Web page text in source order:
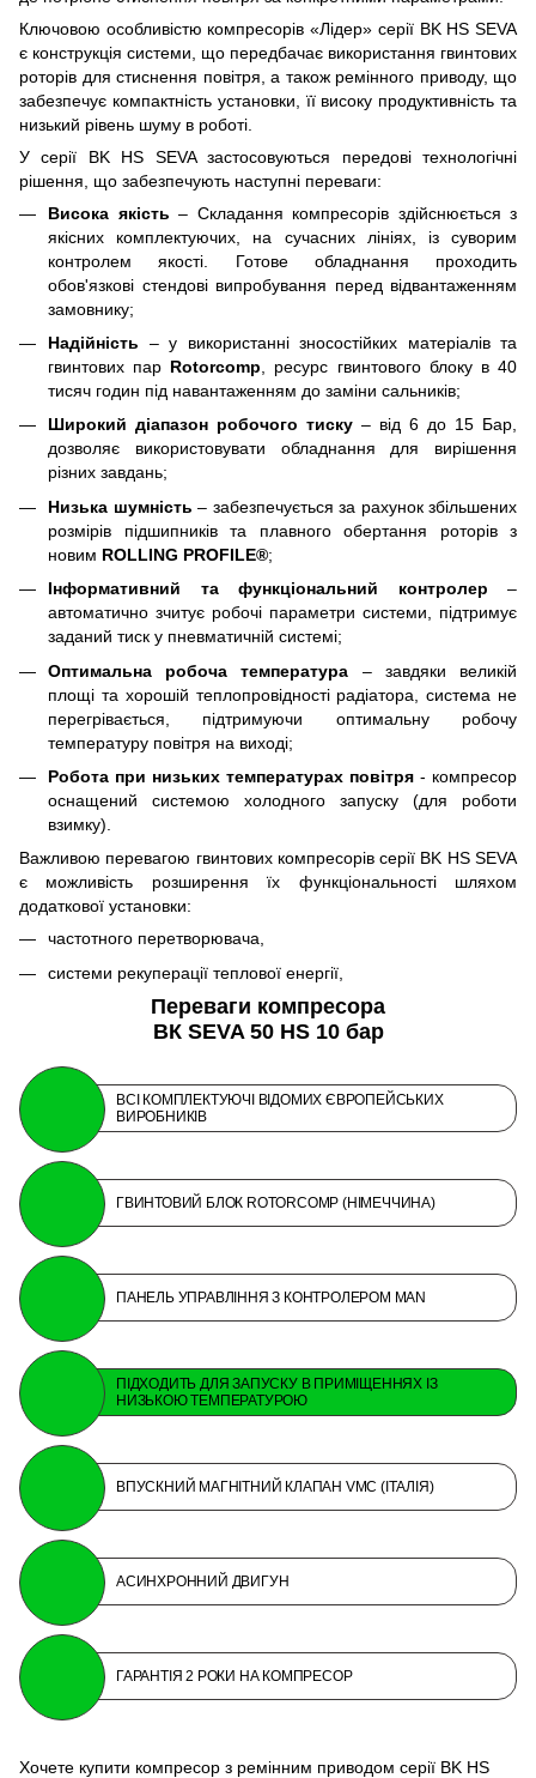
Ключовою особливістю компресорів «Лідер» серії BK HS SEVA
є конструкція системи, що передбачає використання гвинтових
роторів для стиснення повітря, а також ремінного приводу, що
забезпечує компактність установки, її високу продуктивність та
низький рівень шуму в роботі.
У серії BK HS SEVA застосовуються передові технологічні
рішення, що забезпечують наступні переваги:
Висока якість – Складання компресорів здійснюється з
якісних комплектуючих, на сучасних лініях, із суворим
контролем якості. Готове обладнання проходить
обов'язкові стендові випробування перед відвантаженням
замовнику;
Надійність – у використанні зносостійких матеріалів та
гвинтових пар Rotorcomp , ресурс гвинтового блоку в 40
тисяч годин під навантаженням до заміни сальників;
Широкий діапазон робочого тиску – від 6 до 15 Бар,
дозволяє використовувати обладнання для вирішення
різних завдань;
Низька шумність – забезпечується за рахунок збільшених
розмірів підшипників та плавного обертання роторів з
новим ROLLING PROFILE®;
Інформативний та функціональний контролер –
автоматично зчитує робочі параметри системи, підтримує
заданий тиск у пневматичній системі;
Оптимальна робоча температура – завдяки великій
площі та хорошій теплопровідності радіатора, система не
перегрівається, підтримуючи оптимальну робочу
температуру повітря на виході;
Робота при низьких температурах повітря - компресор
оснащений системою холодного запуску (для роботи
взимку).
Важливою перевагою гвинтових компресорів серії BK HS SEVA
є можливість розширення їх функціональності шляхом
додаткової установки:
частотного перетворювача,
системи рекуперації теплової енергії,
Переваги компресора
ВК SEVA 50 HS 10 бар
ВСІ КОМПЛЕКТУЮЧІ ВІДОМИХ ЄВРОПЕЙСЬКИХ
ВИРОБНИКІВ
ГВИНТОВИЙ БЛОК ROTORCOMP (НІМЕЧЧИНА)
ПАНЕЛЬ УПРАВЛІННЯ З КОНТРОЛЕРОМ MAN
ПІДХОДИТЬ ДЛЯ ЗАПУСКУ В ПРИМІЩЕННЯХ ІЗ
НИЗЬКОЮ ТЕМПЕРАТУРОЮ
ВПУСКНИЙ МАГНІТНИЙ КЛАПАН VMC (ІТАЛІЯ)
АСИНХРОННИЙ ДВИГУН
ГАРАНТІЯ 2 РОКИ НА КОМПРЕСОР
Хочете купити компресор з ремінним приводом серії BK HS